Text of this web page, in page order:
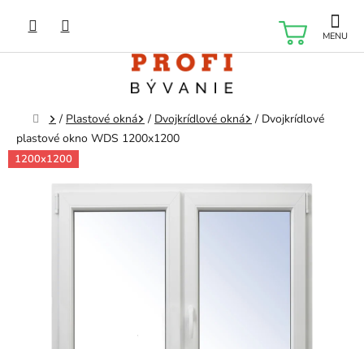
obsah
Domov
/ Plastové okná / Dvojkrídlové okná / Dvojkrídlové
plastové okno WDS 1200x1200
1200x1200